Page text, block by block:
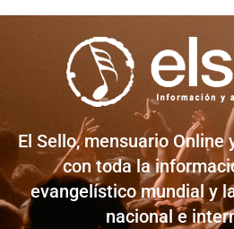
El Sello, mensuario Online
con toda la
evangelístico mundial y
nacional e